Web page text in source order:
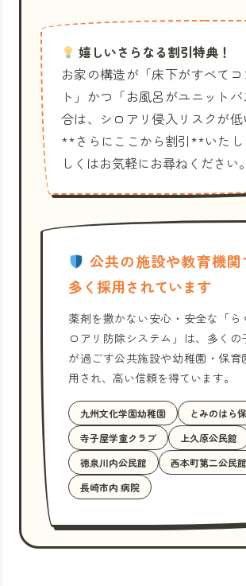
嬉しいさらなる割引特典！
お家の構造が「床下がすべてコ
ト」かつ「お風呂がユニット
合は、シロアリ侵入リスクが低
**さらにここから割引**いたし
しくはお気軽にお尋ねください。
公共の施設や教育機
多く採用されています
薬剤を撒かない安心・安全な「ら
ロアリ防除システム」は、多くの
が過ごす公共施設や幼稚園・保育
用され、高い信頼を得ています。
九州文化学園幼稚園
とみのはら
寺子屋学童クラブ
上久原公民館
徳泉川内公民館
西本町第二公民館
長崎市内 病院